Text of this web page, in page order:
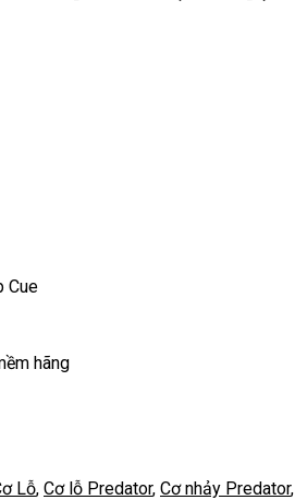
Cue
hãng
Lỗ, Cơ lỗ Predator, Cơ nhảy Predator,